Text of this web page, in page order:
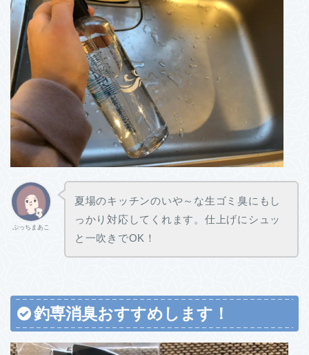
ぷっちまあこ
夏場のキッチンのいや～な生ゴミ臭にもし
っかり対応してくれます。仕上げにシュッ
と一吹きでOK！
釣専消臭おすすめします！